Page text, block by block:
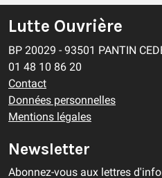
Lutte Ouvrière
BP 20029 - 93501 PANTIN
01 48 10 86 20
Contact
Données personnelles
Mentions légales
Newsletter
Abonnez-vous aux lettres